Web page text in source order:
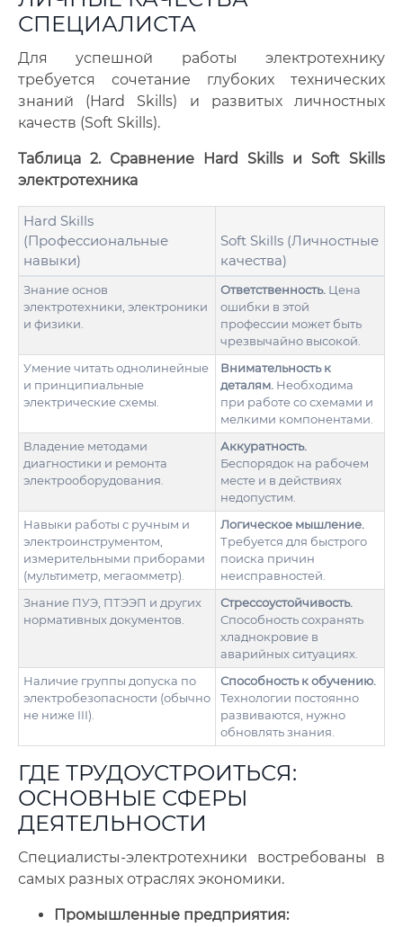
СПЕЦИАЛИСТА
Для успешной работы электротехнику
требуется сочетание глубоких технических
знаний (Hard Skills) и развитых личностных
качеств (Soft Skills).
Таблица 2. Сравнение Hard Skills и Soft Skills
электротехника
Hard Skills
(Профессиональные
навыки)
Soft Skills (Личностные
качества)
Знание основ
электротехники, электроники
и физики.
Ответственность. Цена
ошибки в этой
профессии может быть
чрезвычайно высокой.
Умение читать однолинейные
и принципиальные
электрические схемы.
Внимательность к
деталям. Необходима
при работе со схемами и
мелкими компонентами.
Владение методами
диагностики и ремонта
электрооборудования.
Аккуратность.
Беспорядок на рабочем
месте и в действиях
недопустим.
Навыки работы с ручным и
электроинструментом,
измерительными приборами
(мультиметр, мегаомметр).
Логическое мышление.
Требуется для быстрого
поиска причин
неисправностей.
Знание ПУЭ, ПТЭЭП и других
нормативных документов.
Стрессоустойчивость.
Способность сохранять
хладнокровие в
аварийных ситуациях.
Наличие группы допуска по
электробезопасности (обычно
не ниже III).
Способность к обучению.
Технологии постоянно
развиваются, нужно
обновлять знания.
ГДЕ ТРУДОУСТРОИТЬСЯ:
ОСНОВНЫЕ СФЕРЫ
ДЕЯТЕЛЬНОСТИ
Специалисты-электротехники востребованы в
самых разных отраслях экономики.
Промышленные предприятия: